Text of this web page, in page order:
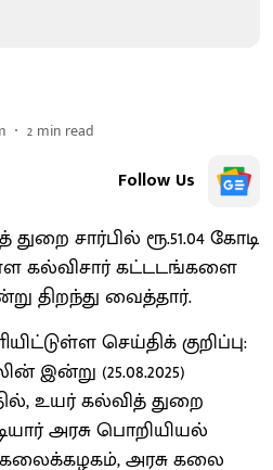
2 min read
Follow Us
சார்பில் ரூ.51.04 கோடி
கல்விசார் கட்டடங்களை
திறந்து வைத்தார்.
செய்திக் குறிப்பு:
இன்று (25.08.2025)
உயர் கல்வித் துறை
அரசு பொறியியல்
அரசு கலை